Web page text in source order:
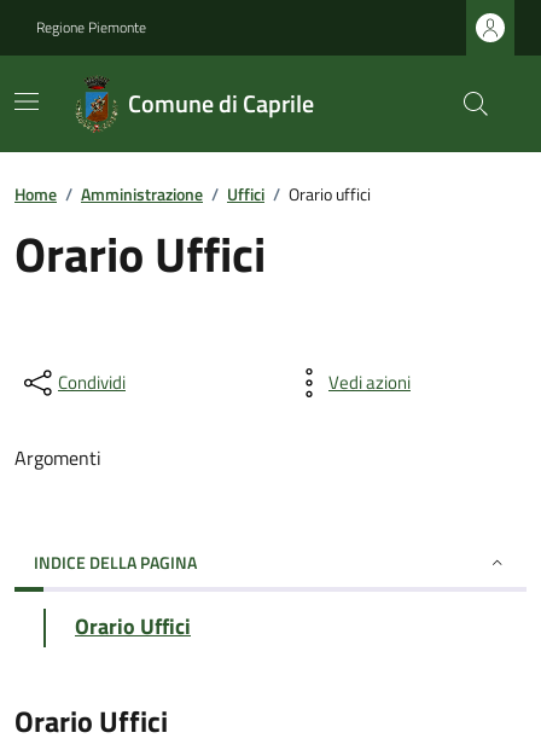
Regione Piemonte
Comune di Caprile
Home / Amministrazione / Uffici / Orario uffici
Orario Uffici
Condividi Vedi azioni
Argomenti
INDICE DELLA PAGINA
Orario Uffici
Orario Uffici